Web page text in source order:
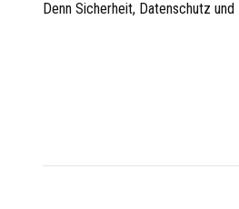
Denn Sicherheit, Datenschutz